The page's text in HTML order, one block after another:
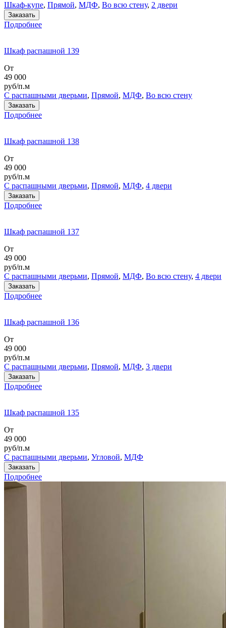
Шкаф-купе, Прямой, МДФ, Во всю стену, 2 двери
Заказать
Подробнее
Шкаф распашной 139
От
49 000
руб/п.м
С распашными дверьми, Прямой, МДФ, Во всю стену
Заказать
Подробнее
Шкаф распашной 138
От
49 000
руб/п.м
С распашными дверьми, Прямой, МДФ, 4 двери
Заказать
Подробнее
Шкаф распашной 137
От
49 000
руб/п.м
С распашными дверьми, Прямой, МДФ, Во всю стену, 4 двери
Заказать
Подробнее
Шкаф распашной 136
От
49 000
руб/п.м
С распашными дверьми, Прямой, МДФ, 3 двери
Заказать
Подробнее
Шкаф распашной 135
От
49 000
руб/п.м
С распашными дверьми, Угловой, МДФ
Заказать
Подробнее